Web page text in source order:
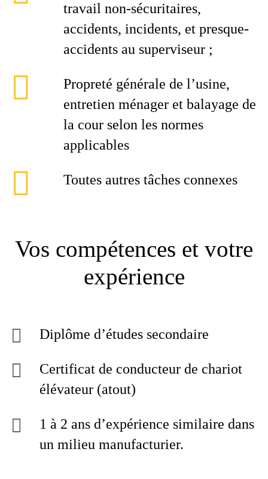
travail non-sécuritaires,
accidents, incidents, et presque-
accidents au superviseur ;
Propreté générale de l’usine,
entretien ménager et balayage de
la cour selon les normes
applicables
Toutes autres tâches connexes
Vos compétences et votre
expérience
Diplôme d’études secondaire
Certificat de conducteur de chariot
élévateur (atout)
1 à 2 ans d’expérience similaire dans
un milieu manufacturier.